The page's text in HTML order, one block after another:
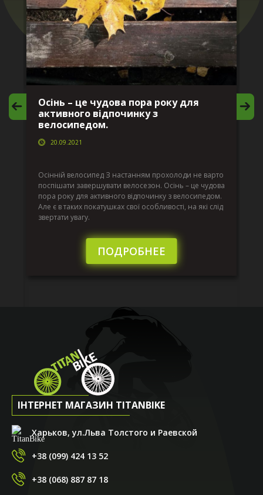
Осінь – це чудова пора року для
активного відпочинку з
велосипедом.
20.09.2021
Осінній велосипед З настанням прохолоди не варто
поспішати завершувати велосезон. Осінь – це чудова
пора року для активного відпочинку з велосипедом.
Але є в таких покатушках свої особливості, на які слід
звертати увагу.
ПОДРОБНЕЕ
ІНТЕРНЕТ МАГАЗИН TITANBIKE
Харьков, ул.Льва Толстого и Раевской
+38 (099) 424 13 52
+38 (068) 887 87 18